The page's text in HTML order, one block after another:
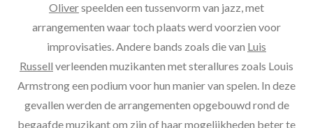
Oliverspeelden een tussenvorm van jazz, met
arrangementen waar toch plaats werd voorzien voor
improvisaties. Andere bands zoals die van Luis
Russell verleenden muzikanten met sterallures zoals Louis
Armstrong een podium voor hun manier van spelen. In deze
gevallen werden de arrangementen opgebouwd rond de
begaafde muzikant om zijn of haar mogelijkheden beter te